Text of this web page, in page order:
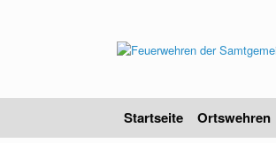
Startseite Ortswehren